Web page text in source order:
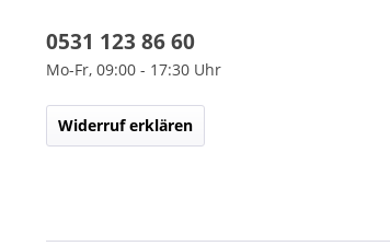
0531 123 86 60
Mo-Fr, 09:00 - 17:30 Uhr
Widerruf erklären